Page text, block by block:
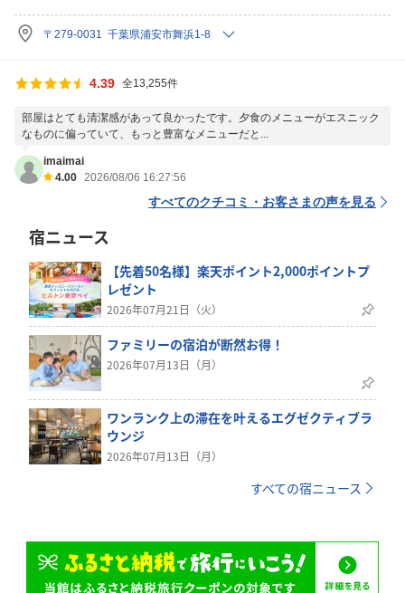
〒279-0031 千葉県浦安市舞浜1-8
4.39 全13,255件
部屋はとても清潔感があって良かったです。夕食のメニューがエスニック
なものに偏っていて、もっと豊富なメニューだと...
imaimai
4.00 2026/08/06 16:27:56
すべてのクチコミ・お客さまの声を見る
宿ニュース
【先着50名様】楽天ポイント2,000ポイントプ
レゼント
2026年07月21日（火）
ファミリーの宿泊が断然お得！
2026年07月13日（月）
ワンランク上の滞在を叶えるエグゼクティブラ
ウンジ
2026年07月13日（月）
すべての宿ニュース